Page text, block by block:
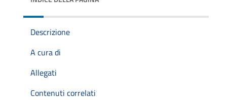
Descrizione
A cura di
Allegati
Contenuti correlati